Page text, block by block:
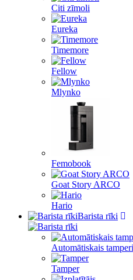
Citi zīmoli
Eureka
Timemore
Fellow
Mlynko
Femobook
Goat Story ARCO
Hario
Barista rīki
Automātiskais
Tamper